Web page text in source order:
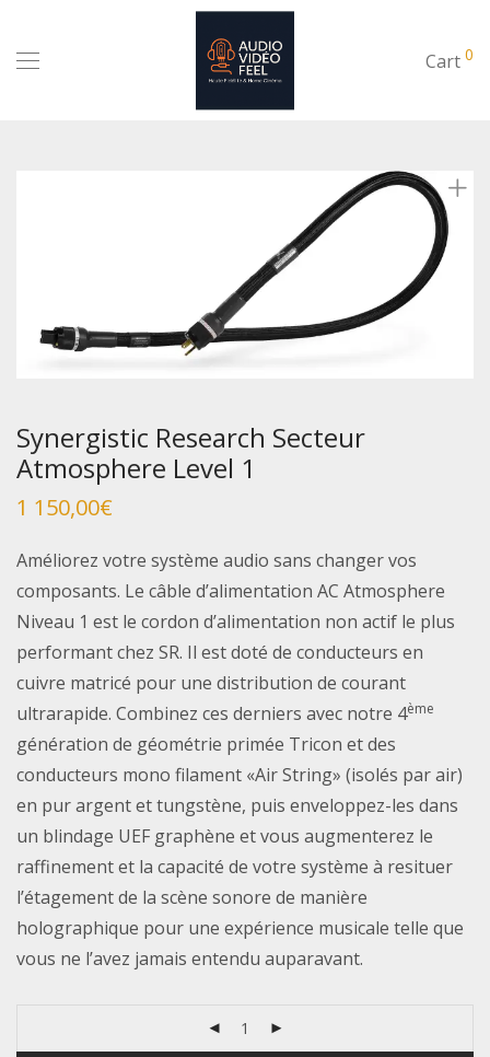
Cart 0
Synergistic Research Secteur
Atmosphere Level 1
1 150,00€
Améliorez votre système audio sans changer vos
composants. Le câble d’alimentation AC Atmosphere
Niveau 1 est le cordon d’alimentation non actif le plus
performant chez SR. Il est doté de conducteurs en
cuivre matricé pour une distribution de courant
ultrarapide. Combinez ces derniers avec notre 4ème
génération de géométrie primée Tricon et des
conducteurs mono filament «Air String» (isolés par air)
en pur argent et tungstène, puis enveloppez-les dans
un blindage UEF graphène et vous augmenterez le
raffinement et la capacité de votre système à resituer
l’étagement de la scène sonore de manière
holographique pour une expérience musicale telle que
vous ne l’avez jamais entendu auparavant.